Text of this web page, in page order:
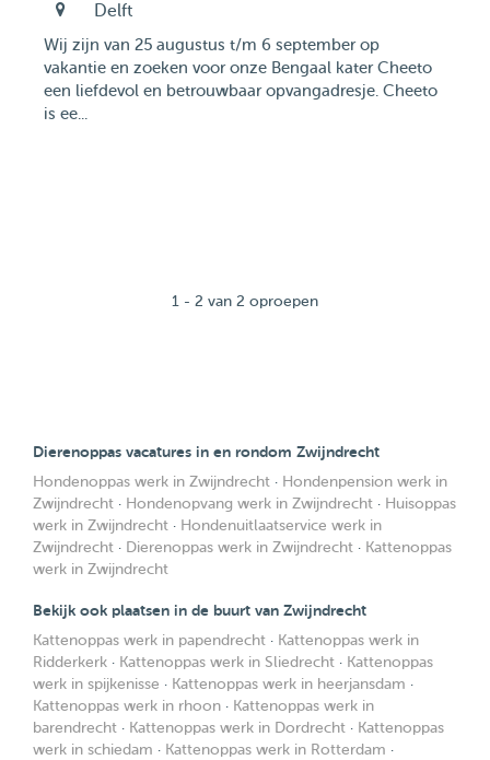
Delft
Wij zijn van 25 augustus t/m 6 september op
vakantie en zoeken voor onze Bengaal kater Cheeto
een liefdevol en betrouwbaar opvangadresje. Cheeto
is ee...
1 - 2 van 2 oproepen
Dierenoppas vacatures in en rondom Zwijndrecht
Hondenoppas werk in Zwijndrecht · Hondenpension werk in
Zwijndrecht · Hondenopvang werk in Zwijndrecht · Huisoppas
werk in Zwijndrecht · Hondenuitlaatservice werk in
Zwijndrecht · Dierenoppas werk in Zwijndrecht · Kattenoppas
werk in Zwijndrecht
Bekijk ook plaatsen in de buurt van Zwijndrecht
Kattenoppas werk in papendrecht · Kattenoppas werk in
Ridderkerk · Kattenoppas werk in Sliedrecht · Kattenoppas
werk in spijkenisse · Kattenoppas werk in heerjansdam ·
Kattenoppas werk in rhoon · Kattenoppas werk in
barendrecht · Kattenoppas werk in Dordrecht · Kattenoppas
werk in schiedam · Kattenoppas werk in Rotterdam ·